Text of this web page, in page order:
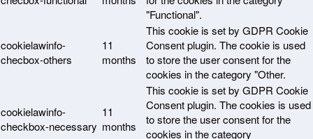
"Functional".
cookielawinfo-
checbox-others
11
months
This cookie is set by GDPR Cookie
Consent plugin. The cookie is used
to store the user consent for the
cookies in the category "Other.
cookielawinfo-
checkbox-necessary
11
months
This cookie is set by GDPR Cookie
Consent plugin. The cookies is used
to store the user consent for the
cookies in the category